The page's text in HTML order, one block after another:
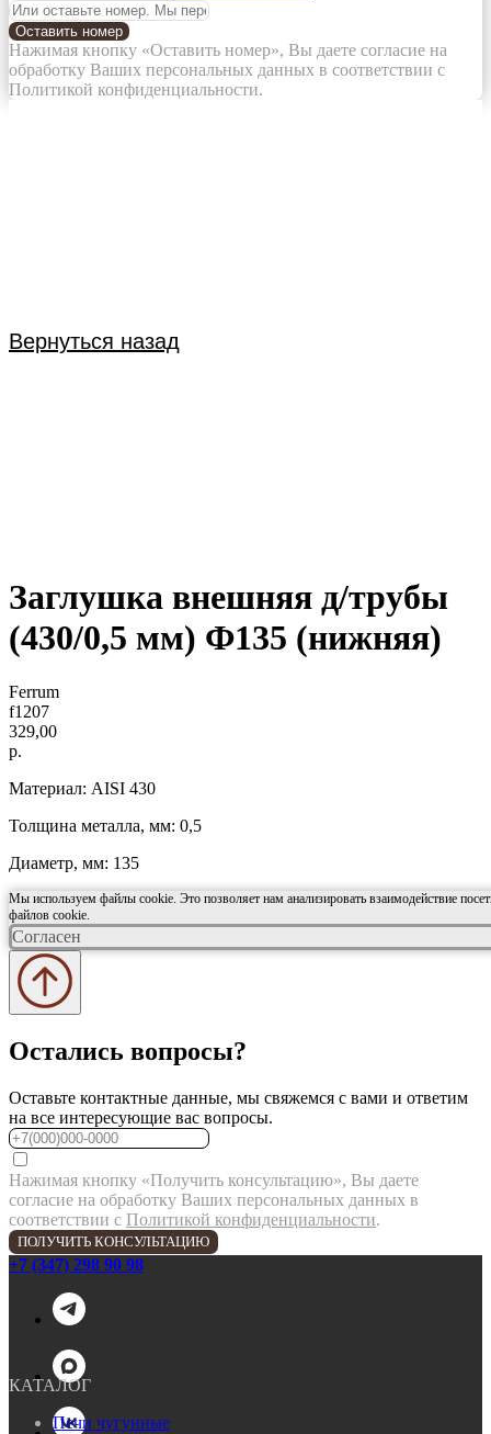
Оставить номер
Нажимая кнопку «Оставить номер», Вы даете согласие на
обработку Ваших персональных данных в соответствии с
Политикой конфиденциальности.
Вернуться назад
Заглушка внешняя д/трубы
(430/0,5 мм) Ф135 (нижняя)
Ferrum
f1207
329,00
р.
Материал: AISI 430
Толщина металла, мм: 0,5
Диаметр, мм: 135
Мы используем файлы cookie. Это позволяет нам анализировать взаимодействие
файлов cookie.
Согласен
Остались вопросы?
Оставьте контактные данные, мы свяжемся с вами и ответим
на все интересующие вас вопросы.
Нажимая кнопку «Получить консультацию», Вы даете
согласие на обработку Ваших персональных данных в
соответствии с Политикой конфиденциальности.
ПОЛУЧИТЬ КОНСУЛЬТАЦИЮ
+7 (347) 298 90 98
КАТАЛОГ
Печи чугунные